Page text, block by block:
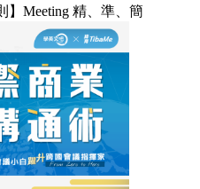
】Meeting 精、準、簡